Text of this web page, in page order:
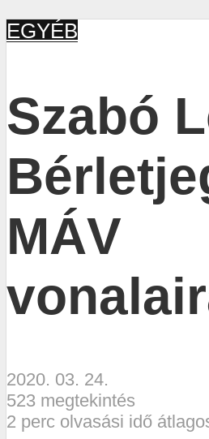
EGYÉB
Szabó
MÁV
2020. 03. 24.
523 megtekintés
2 perc olvasási idő